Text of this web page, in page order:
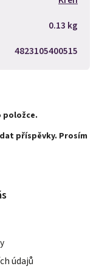
0.13 kg
4823105400515
položce.
příspěvky. Prosím
údajů